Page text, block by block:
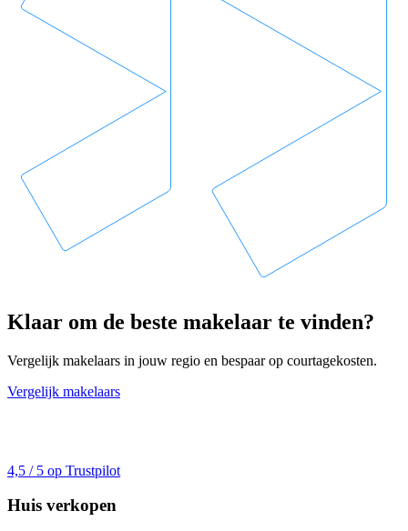
Klaar om de beste makelaar te vinden?
Vergelijk makelaars in jouw regio en bespaar op courtagekosten.
Vergelijk makelaars
4,5 / 5 op Trustpilot
Huis verkopen